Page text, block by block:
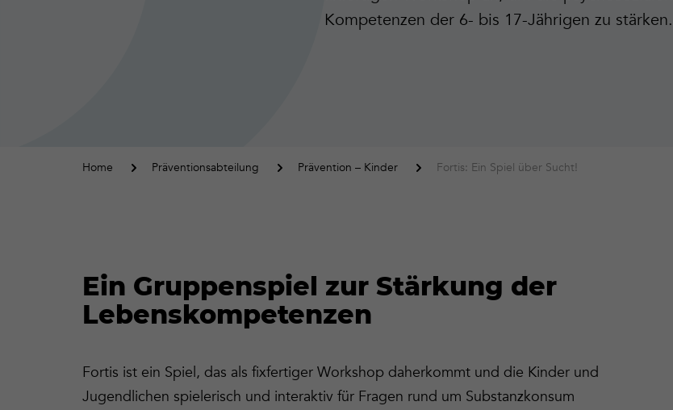
Kompetenzen der 6- bis 17-Jährigen zu stärken.
Home Präventionsabteilung Prävention – Kinder Fortis: Ein Spiel über Sucht!
Ein Gruppenspiel zur Stärkung der
Lebenskompetenzen
Fortis ist ein Spiel, das als fixfertiger Workshop daherkommt und die Kinder und
Jugendlichen spielerisch und interaktiv für Fragen rund um Substanzkonsum